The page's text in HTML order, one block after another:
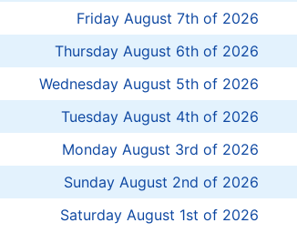
Friday August 7th of 2026
Thursday August 6th of 2026
Wednesday August 5th of 2026
Tuesday August 4th of 2026
Monday August 3rd of 2026
Sunday August 2nd of 2026
Saturday August 1st of 2026